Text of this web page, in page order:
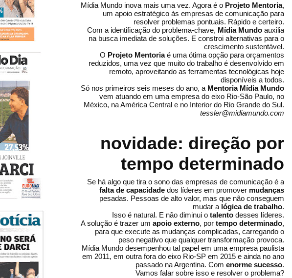
Mídia Mundo inova mais uma vez. Agora é o Projeto Mentoria,
um apoio estratégico às empresas de comunicação para
resolver problemas pontuais. Rápido e certeiro.
Com a identificação do problema-chave, Mídia Mundo auxilia
na busca imediata de soluções. E constroi alternativas para o
crescimento sustentável.
O Projeto Mentoriaé uma ótima opção para orçamentos
reduzidos, uma vez que muito do trabalho é desenvolvido em
remoto, aproveitando as ferramentas tecnológicas hoje
disponíveis a todos.
Só nos primeiros seis meses do ano, a Mentoria Mídia Mundo
vem atuando em uma empresa do eixo Rio-São Paulo, no
México, na América Central e no Interior do Rio Grande do Sul.
tessler@midiamundo.com
novidade: direção por
tempo determinado
Se há algo que tira o sono das empresas de comunicação é a
falta de capacidade dos líderes em promover mudanças
pesadas. Pessoas de alto valor, mas que não conseguem
mudar a lógica de trabalho.
Isso é natural. E não diminui o talento desses líderes.
A solução é trazer um apoio externo, por tempo determinado,
para que execute as mudanças complicadas, carregando o
peso negativo que qualquer transformação provoca.
Mídia Mundo desempenhou tal papel em uma empresa paulista
em 2011, em outra fora do eixo Rio-SP em 2015 e ainda no ano
passado na Argentina. Com enorme sucesso.
Vamos falar sobre isso e resolver o problema?